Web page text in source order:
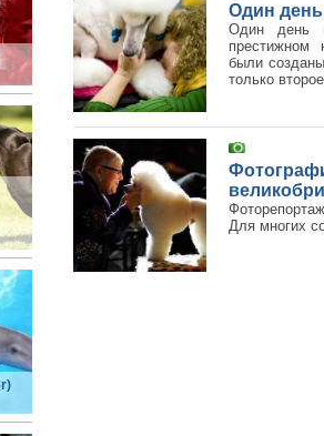
Один день
Один день
престижном
были
только
Для многих